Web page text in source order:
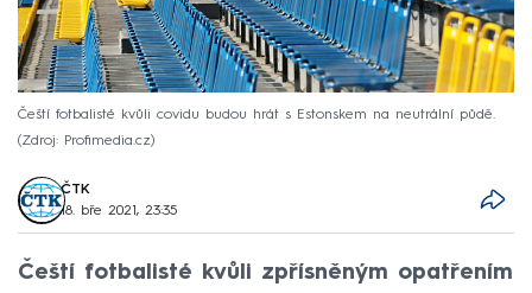
Čeští fotbalisté kvůli covidu budou hrát s Estonskem na neutrální půdě.
Zdroj: Profimedia.cz
ČTK
18. bře 2021, 23:35
Čeští fotbalisté kvůli zpřísněným opatřením